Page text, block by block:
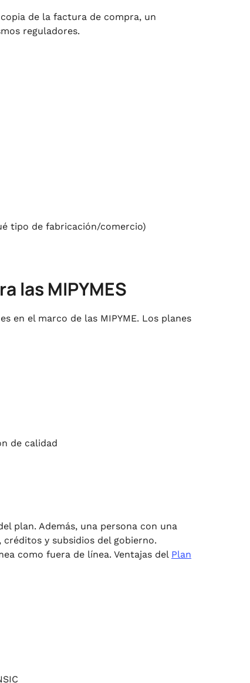
de la factura de compra, un
reguladores.
tipo de fabricación/comercio)
las MIPYMES
en el marco de las MIPYME. Los planes
de calidad
plan. Además, una persona con una
y subsidios del gobierno.
como fuera de línea. Ventajas del Plan